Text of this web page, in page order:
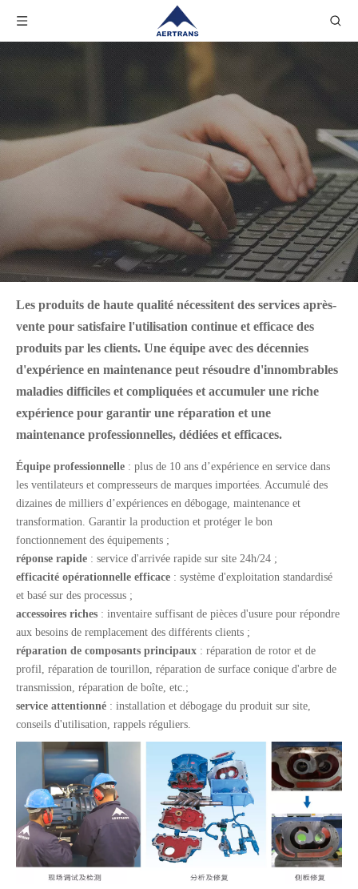
Les produits de haute qualité nécessitent des services après-
vente pour satisfaire l'utilisation continue et efficace des
produits par les clients. Une équipe avec des décennies
d'expérience en maintenance peut résoudre d'innombrables
maladies difficiles et compliquées et accumuler une riche
expérience pour garantir une réparation et une
maintenance professionnelles, dédiées et efficaces.
Équipe professionnelle : plus de 10 ans d’expérience en service dans
les ventilateurs et compresseurs de marques importées. Accumulé des
dizaines de milliers d’expériences en débogage, maintenance et
transformation. Garantir la production et protéger le bon
fonctionnement des équipements ;
réponse rapide : service d'arrivée rapide sur site 24h/24 ;
efficacité opérationnelle efficace : système d'exploitation standardisé
et basé sur des processus ;
accessoires riches : inventaire suffisant de pièces d'usure pour répondre
aux besoins de remplacement des différents clients ;
réparation de composants principaux : réparation de rotor et de
profil, réparation de tourillon, réparation de surface conique d'arbre de
transmission, réparation de boîte, etc.;
service attentionné : installation et débogage du produit sur site,
conseils d'utilisation, rappels réguliers.